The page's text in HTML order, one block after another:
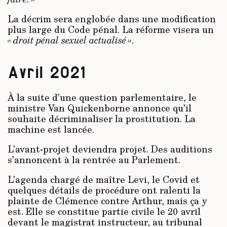
La décrim sera englobée dans une modification
plus large du Code pénal. La réforme visera un
« droit pénal sexuel actualisé ».
Avril 2021
À la suite d’une question parlementaire, le
ministre Van Quickenborne annonce qu’il
souhaite décriminaliser la prostitution. La
machine est lancée.
L’avant-projet deviendra projet. Des auditions
s’annoncent à la rentrée au Parlement.
L’agenda chargé de maître Levi, le Covid et
quelques détails de procédure ont ralenti la
plainte de Clémence contre Arthur, mais ça y
est. Elle se constitue partie civile le 20 avril
devant le magistrat instructeur, au tribunal